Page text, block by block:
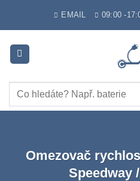
EMAIL 09:00 -
Hledat:
Omezovač
Speedway